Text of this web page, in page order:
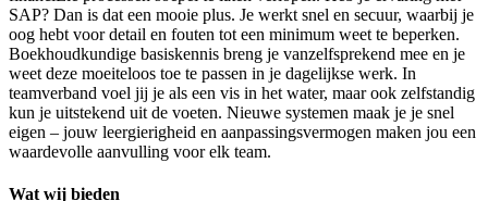
SAP? Dan is dat een mooie plus. Je werkt snel en secuur, waarbij je
oog hebt voor detail en fouten tot een minimum weet te beperken.
Boekhoudkundige basiskennis breng je vanzelfsprekend mee en je
weet deze moeiteloos toe te passen in je dagelijkse werk. In
teamverband voel jij je als een vis in het water, maar ook zelfstandig
kun je uitstekend uit de voeten. Nieuwe systemen maak je je snel
eigen – jouw leergierigheid en aanpassingsvermogen maken jou een
waardevolle aanvulling voor elk team.
Wat wij bieden